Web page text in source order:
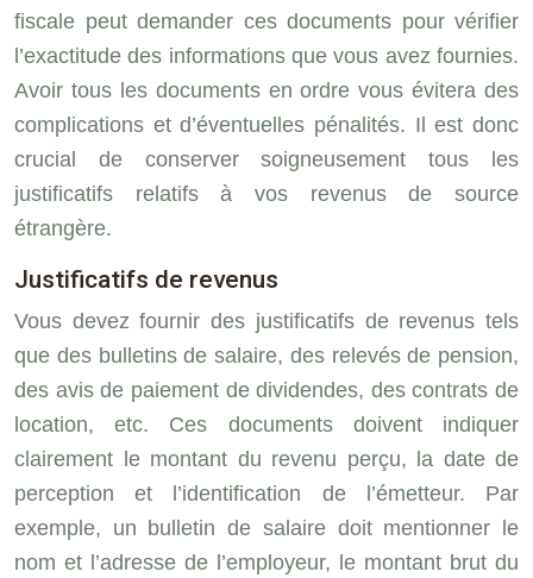
fiscale peut demander ces documents pour vérifier
l’exactitude des informations que vous avez fournies.
Avoir tous les documents en ordre vous évitera des
complications et d’éventuelles pénalités. Il est donc
crucial de conserver soigneusement tous les
justificatifs relatifs à vos revenus de source
étrangère.
Justificatifs de revenus
Vous devez fournir des justificatifs de revenus tels
que des bulletins de salaire, des relevés de pension,
des avis de paiement de dividendes, des contrats de
location, etc. Ces documents doivent indiquer
clairement le montant du revenu perçu, la date de
perception et l’identification de l’émetteur. Par
exemple, un bulletin de salaire doit mentionner le
nom et l’adresse de l’employeur, le montant brut du